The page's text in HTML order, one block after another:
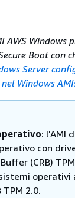
AWS Windows
Boot con
Server
Windows
: l'AMI
con
(CRB)
operativi
TPM 2.0.